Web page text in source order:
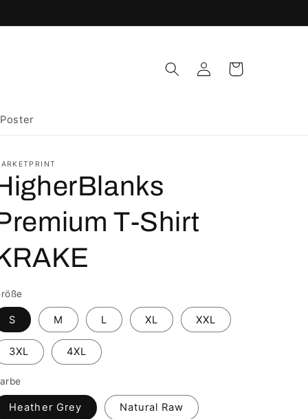
Poster
EinloggenWarenkorb
T-Shirt
S M L XL XXL
3XL 4XL
Heather Grey Natural Raw